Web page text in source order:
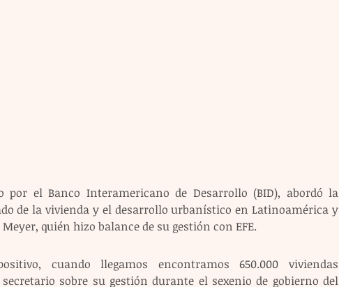
por el Banco Interamericano de Desarrollo (BID), abordó la
de la vivienda y el desarrollo urbanístico en Latinoamérica y
quién hizo balance de su gestión con EFE.
cuando llegamos encontramos 650.000 viviendas
sobre su gestión durante el sexenio de gobierno del